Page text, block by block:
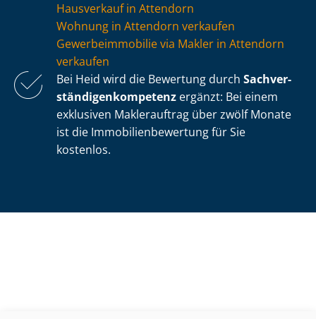
Hausverkauf in Attendorn
Wohnung in Attendorn verkaufen
Ge­wer­be­im­mo­bi­lie via Makler in Attendorn
verkaufen
Bei Heid wird die Bewertung durch Sach­ver­
stän­di­gen­kom­pe­tenz ergänzt: Bei einem
exklusiven Maklerauftrag über zwölf Monate
ist die Im­mo­bi­li­en­be­wer­tung für Sie
kostenlos.